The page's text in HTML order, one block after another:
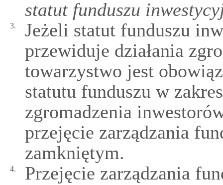
statut funduszu
3.
Jeżeli statut funduszu
przewiduje działania
towarzystwo jest
statutu funduszu w
zgromadzenia
przejęcie zarządzania
zamkniętym.
4.
Przejęcie zarządzania